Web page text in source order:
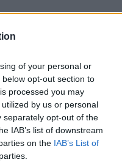
of your personal or
opt-out section to
processed you may
by us or personal
separately opt-out of the
IAB’s list of downstream
on the IAB’s List of
támogatását
a diákoknak az